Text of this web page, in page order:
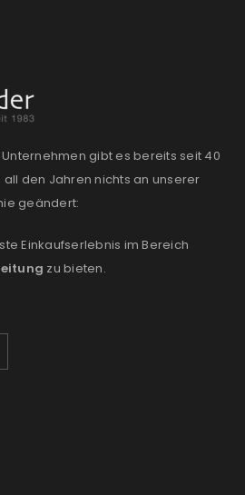
gibt es bereits seit 40
den Jahren nichts an unserer
geändert:
Einkaufserlebnis im Bereich
zu bieten.